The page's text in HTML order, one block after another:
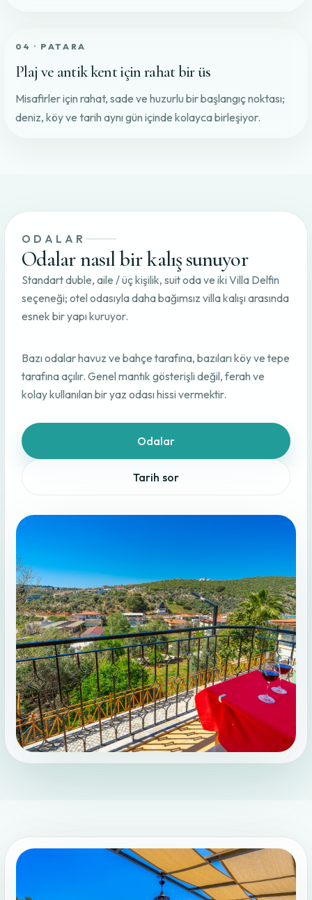
04 · PATARA
Plaj ve antik kent için rahat bir üs
Misafirler için rahat, sade ve huzurlu bir başlangıç noktası;
deniz, köy ve tarih aynı gün içinde kolayca birleşiyor.
ODALAR
Odalar nasıl bir kalış sunuyor
Standart duble, aile / üç kişilik, suit oda ve iki Villa Delfin
seçeneği; otel odasıyla daha bağımsız villa kalışı arasında
esnek bir yapı kuruyor.
Bazı odalar havuz ve bahçe tarafına, bazıları köy ve tepe
tarafına açılır. Genel mantık gösterişli değil, ferah ve
kolay kullanılan bir yaz odası hissi vermektir.
Odalar
Tarih sor